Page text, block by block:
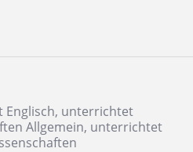
Englisch, unterrichtet
Allgemein, unterrichtet